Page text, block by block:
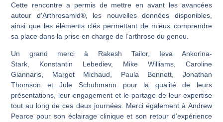
Cette rencontre a permis de mettre en avant les avancées
autour d’Arthrosamid®, les nouvelles données disponibles,
ainsi que les éléments clés permettant de mieux comprendre
sa place dans la prise en charge de l’arthrose du genou.
Un grand merci à Rakesh Tailor, Ieva Ankorina-
Stark, Konstantin Lebediev, Mike Williams, Caroline
Giannaris, Margot Michaud, Paula Bennett, Jonathan
Thomson etJule Schuhmann pour la qualité de leurs
présentations, leur engagement et le partage de leur expertise
tout au long de ces deux journées. Merci également à Andrew
Pearce pour son éclairage clinique et son retour d’expérience